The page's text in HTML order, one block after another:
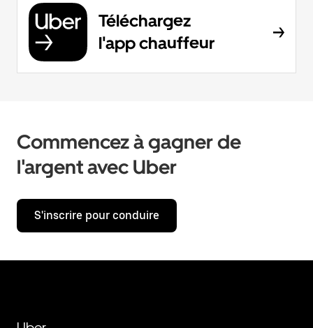
Téléchargez
l'app chauffeur
Commencez à gagner de
l'argent avec Uber
S'inscrire pour conduire